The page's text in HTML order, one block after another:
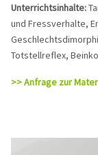
Unterrichtsinhalte:
und Fressverhalte,
Totstellreflex,
>> Anfrage zur